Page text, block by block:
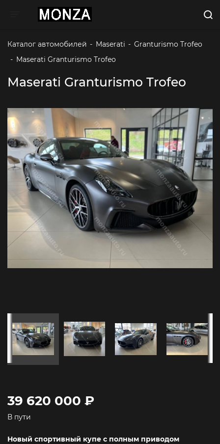
Toggle navigation
Каталог автомобилей - Maserati - Granturismo Trofeo
- Maserati Granturismo Trofeo
Maserati Granturismo Trofeo
39 620 000 ₽
В пути
Новый спортивный купе с полным приводом